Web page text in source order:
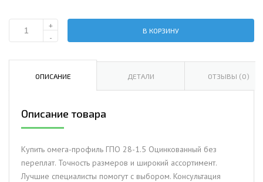
Количество
профиль
Оцинкованный
+
-
В КОРЗИНУ
ОПИСАНИЕ ДЕТАЛИ ОТЗЫВЫ (0)
Описание товара
Купить омега-профиль ГПО 28-1.5 Оцинкованный без
переплат. Точность размеров и широкий ассортимент.
Лучшие специалисты помогут с выбором. Консультация